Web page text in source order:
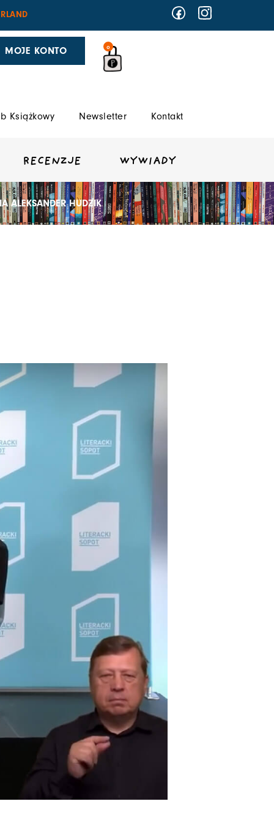
MOJE KONTO 0
Książkowy Newsletter Kontakt
RECENZJE WYWIADY
ALEKSANDER HUDZIK